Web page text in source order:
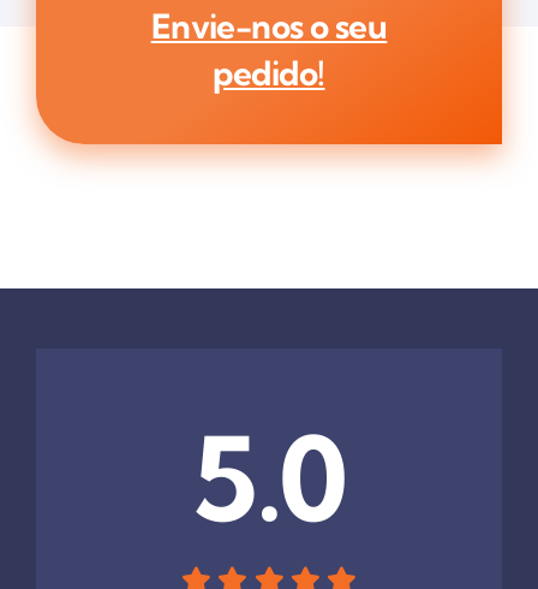
Envie-nos o seu
pedido!
5.0